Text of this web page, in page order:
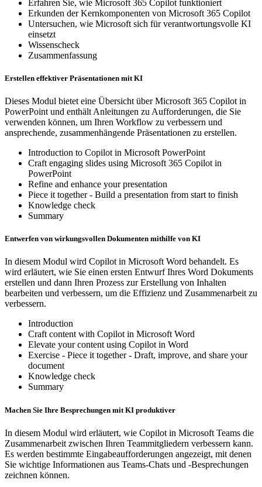
Erfahren Sie, wie Microsoft 365 Copilot funktioniert
Erkunden der Kernkomponenten von Microsoft 365 Copilot
Untersuchen, wie Microsoft sich für verantwortungsvolle KI
einsetzt
Wissenscheck
Zusammenfassung
Erstellen effektiver Präsentationen mit KI
Dieses Modul bietet eine Übersicht über Microsoft 365 Copilot in
PowerPoint und enthält Anleitungen zu Aufforderungen, die Sie
verwenden können, um Ihren Workflow zu verbessern und
ansprechende, zusammenhängende Präsentationen zu erstellen.
Introduction to Copilot in Microsoft PowerPoint
Craft engaging slides using Microsoft 365 Copilot in
PowerPoint
Refine and enhance your presentation
Piece it together - Build a presentation from start to finish
Knowledge check
Summary
Entwerfen von wirkungsvollen Dokumenten mithilfe von KI
In diesem Modul wird Copilot in Microsoft Word behandelt. Es
wird erläutert, wie Sie einen ersten Entwurf Ihres Word Dokuments
erstellen und dann Ihren Prozess zur Erstellung von Inhalten
bearbeiten und verbessern, um die Effizienz und Zusammenarbeit zu
verbessern.
Introduction
Craft content with Copilot in Microsoft Word
Elevate your content using Copilot in Word
Exercise - Piece it together - Draft, improve, and share your
document
Knowledge check
Summary
Machen Sie Ihre Besprechungen mit KI produktiver
In diesem Modul wird erläutert, wie Copilot in Microsoft Teams die
Zusammenarbeit zwischen Ihren Teammitgliedern verbessern kann.
Es werden bestimmte Eingabeaufforderungen angezeigt, mit denen
Sie wichtige Informationen aus Teams-Chats und -Besprechungen
zeichnen können.